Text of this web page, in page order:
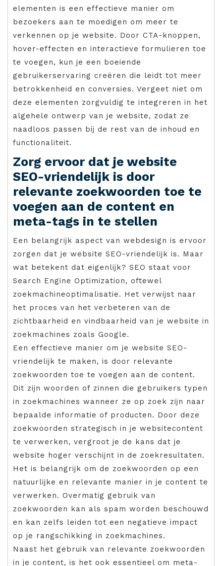
elementen is een effectieve manier om
bezoekers aan te moedigen om meer te
verkennen op je website. Door CTA-knoppen,
hover-effecten en interactieve formulieren toe
te voegen, kun je een boeiende
gebruikerservaring creëren die leidt tot meer
betrokkenheid en conversies. Vergeet niet om
deze elementen zorgvuldig te integreren in het
algehele ontwerp van je website, zodat ze
naadloos passen bij de rest van de inhoud en
functionaliteit.
Zorg ervoor dat je website
SEO-vriendelijk is door
relevante zoekwoorden toe te
voegen aan de content en
meta-tags in te stellen
Een belangrijk aspect van webdesign is ervoor
zorgen dat je website SEO-vriendelijk is. Maar
wat betekent dat eigenlijk? SEO staat voor
Search Engine Optimization, oftewel
zoekmachineoptimalisatie. Het verwijst naar
het proces van het verbeteren van de
zichtbaarheid en vindbaarheid van je website in
zoekmachines zoals Google.
Een effectieve manier om je website SEO-
vriendelijk te maken, is door relevante
zoekwoorden toe te voegen aan de content.
Dit zijn woorden of zinnen die gebruikers typen
in zoekmachines wanneer ze op zoek zijn naar
bepaalde informatie of producten. Door deze
zoekwoorden strategisch in je websitecontent
te verwerken, vergroot je de kans dat je
website hoger verschijnt in de zoekresultaten.
Het is belangrijk om de zoekwoorden op een
natuurlijke en relevante manier in je content te
verwerken. Overmatig gebruik van
zoekwoorden kan als spam worden beschouwd
en kan zelfs leiden tot een negatieve impact
op je rangschikking in zoekmachines.
Naast het gebruik van relevante zoekwoorden
in je content, is het ook essentieel om meta-